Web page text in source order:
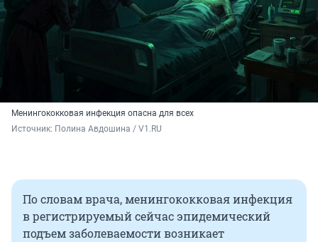
Менингококковая инфекция опасна для всех
Источник: Полина Авдошина / V1.RU
По словам врача, менингококковая инфекция
в регистрируемый сейчас эпидемический
подъем заболеваемости возникает